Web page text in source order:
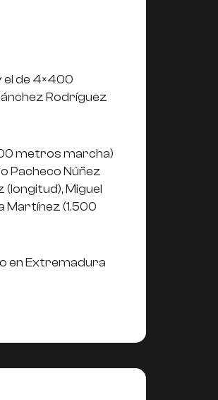
el de 4×400
Rodríguez
metros marcha)
Pacheco Núñez
Miguel
Martínez (1.500
en Extremadura